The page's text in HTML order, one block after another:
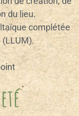
du lieu.
complétée